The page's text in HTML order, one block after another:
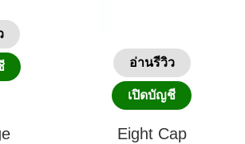
อ่านรีวิว
เปิดบัญชี
Eight Cap